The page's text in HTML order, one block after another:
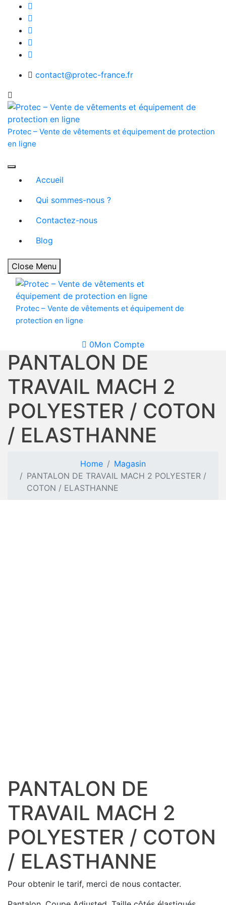
content
contact@protec-france.fr
Protec – Vente de vêtements et équipement de protection
en ligne
Accueil
Qui sommes-nous ?
Contactez-nous
Blog
Close Menu
Protec – Vente de vêtements et équipement de
protection en ligne
0Mon Compte
PANTALON DE
TRAVAIL MACH 2
POLYESTER / COTON
/ ELASTHANNE
Home
Magasin
PANTALON DE TRAVAIL MACH 2 POLYESTER /
COTON / ELASTHANNE
PANTALON DE
TRAVAIL MACH 2
POLYESTER / COTON
/ ELASTHANNE
Pour obtenir le tarif, merci de nous contacter.